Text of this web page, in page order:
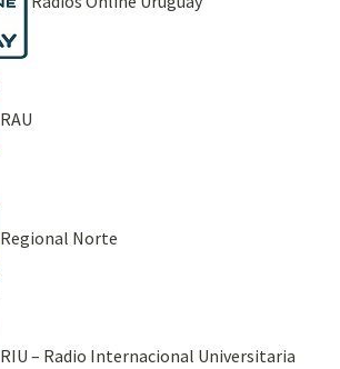
RAU
Regional Norte
RIU – Radio Internacional Universitaria